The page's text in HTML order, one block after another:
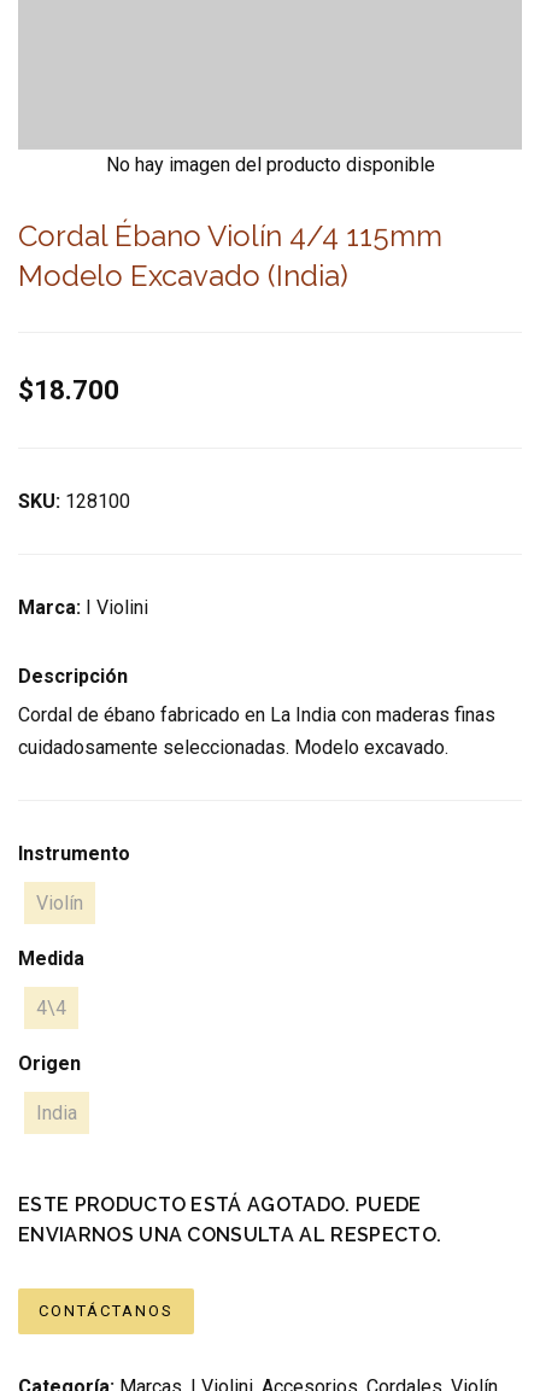
No hay imagen del producto disponible
Cordal Ébano Violín 4/4 115mm
Modelo Excavado (India)
$18.700
SKU: 128100
Marca: I Violini
Descripción
Cordal de ébano fabricado en La India con maderas finas
cuidadosamente seleccionadas. Modelo excavado.
Instrumento
Violín
Medida
4\4
Origen
India
ESTE PRODUCTO ESTÁ AGOTADO. PUEDE
ENVIARNOS UNA CONSULTA AL RESPECTO.
CONTÁCTANOS